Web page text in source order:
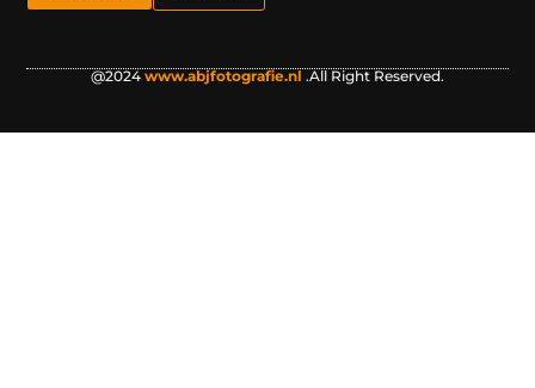
@2024 www.abjfotografie.nl .All Right Reserved.